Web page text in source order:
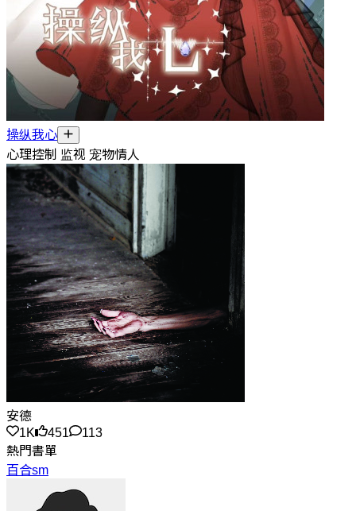
操纵我心
心理控制 监视 宠物情人
安德
1K
451
113
熱門書單
百合sm